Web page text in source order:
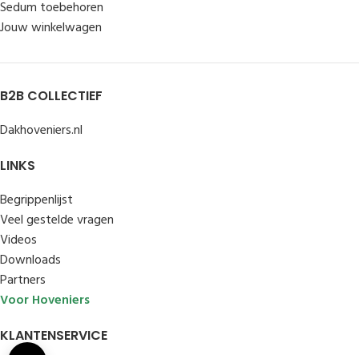
Sedum toebehoren
Jouw winkelwagen
B2B COLLECTIEF
Dakhoveniers.nl
LINKS
Begrippenlijst
Veel gestelde vragen
Videos
Downloads
Partners
Voor Hoveniers
KLANTENSERVICE